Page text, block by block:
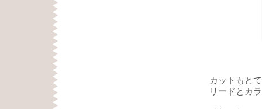
カットもと
リードとカ